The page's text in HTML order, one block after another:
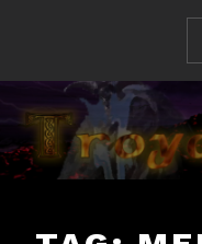
TROYAN
Ceux qui ont fait